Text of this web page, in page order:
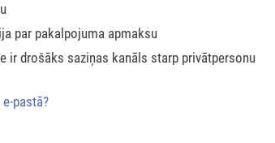
par pakalpojuma apmaksu
ir drošāks saziņas kanāls starp privātpersonu
pastā?